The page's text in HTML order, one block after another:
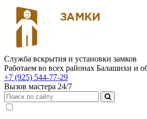
Служба вскрытия и установки замков
Работаем во всех районах Балашихи и
+7 (925) 544-77-29
Вызов мастера 24/7